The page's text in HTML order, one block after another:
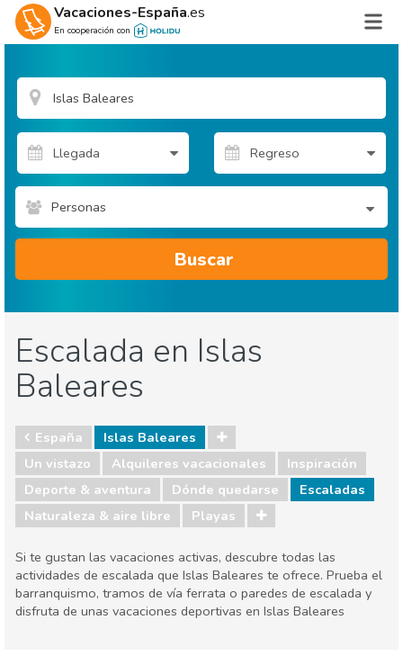
Vacaciones-España.es
En cooperación con
Personas
Buscar
Escalada en Islas
Baleares
España
Islas Baleares
Un vistazo
Alquileres vacacionales
Inspiración
Deporte & aventura
Dónde quedarse
Escaladas
Naturaleza & aire libre
Playas
Si te gustan las vacaciones activas, descubre todas las
actividades de escalada que Islas Baleares te ofrece. Prueba el
barranquismo, tramos de vía ferrata o paredes de escalada y
disfruta de unas vacaciones deportivas en Islas Baleares